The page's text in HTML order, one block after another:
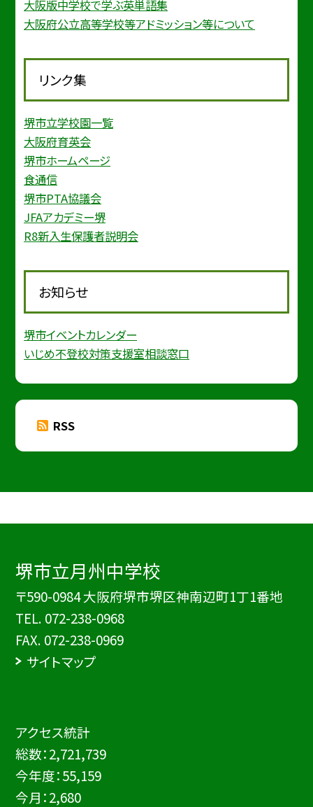
大阪版中学校で学ぶ英単語集
大阪府公立高等学校等アドミッション等について
リンク集
堺市立学校園一覧
大阪府育英会
堺市ホームページ
食通信
堺市PTA協議会
JFAアカデミー堺
R8新入生保護者説明会
お知らせ
堺市イベントカレンダー
いじめ不登校対策支援室相談窓口
RSS
堺市立月州中学校
〒590-0984 大阪府堺市堺区神南辺町1丁1番地
TEL. 072-238-0968
FAX. 072-238-0969
サイトマップ
アクセス統計
総数：2,721,739
今年度：55,159
今月：2,680